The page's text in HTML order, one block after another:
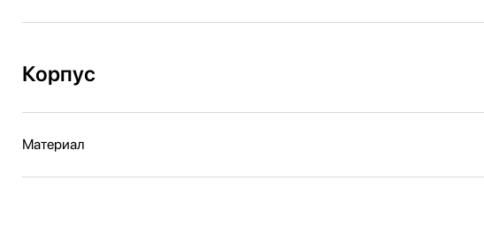
Корпус
Материал